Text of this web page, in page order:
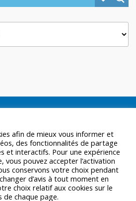
afin de mieux vous informer et
des fonctionnalités de partage
et interactifs. Pour une expérience
vous pouvez accepter l’activation
conservons votre choix pendant
d’avis à tout moment en
choix relatif aux cookies sur le
de chaque page.